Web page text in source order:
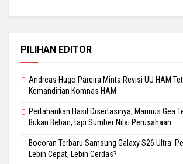
PILIHAN EDITOR
Andreas Hugo Pareira Minta Revisi UU HAM
Kemandirian Komnas HAM
Pertahankan Hasil Disertasinya, Marinus Gea
Bukan Beban, tapi Sumber Nilai Perusahaan
Bocoran Terbaru Samsung Galaxy S26 Ultra:
Lebih Cepat, Lebih Cerdas?